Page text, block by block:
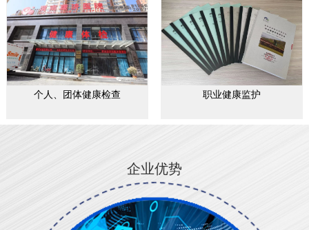
个人、团体健康检查 职业健康监护
企业优势